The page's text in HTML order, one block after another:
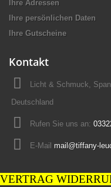
Ihre Adressen
Ihre persönlichen Daten
Ihre Gutscheine
Kontakt
Licht & Schmuck,
Deutschland
Rufen Sie uns an:
E-Mail mail@tiffany-
VERTRAG